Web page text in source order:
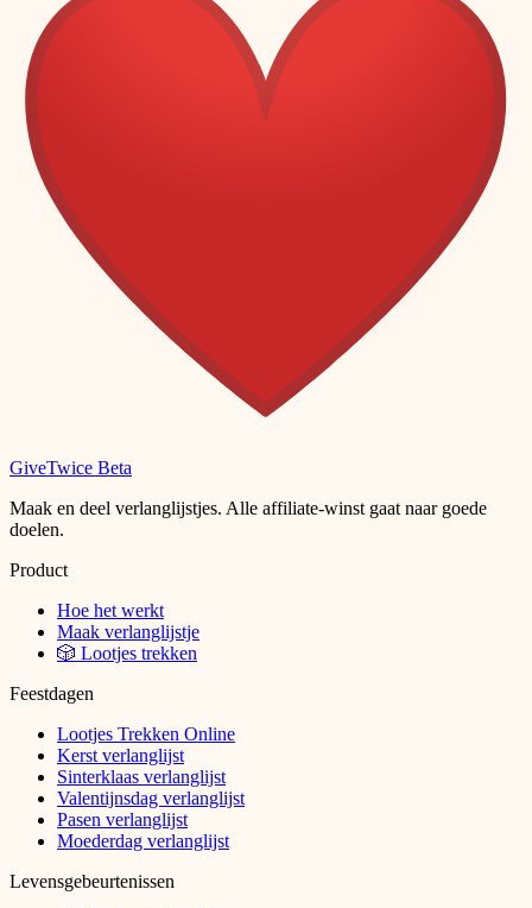
GiveTwice Beta
Maak en deel verlanglijstjes. Alle affiliate-winst gaat naar goede
doelen.
Product
Hoe het werkt
Maak verlanglijstje
🎲 Lootjes trekken
Feestdagen
Lootjes Trekken Online
Kerst verlanglijst
Sinterklaas verlanglijst
Valentijnsdag verlanglijst
Pasen verlanglijst
Moederdag verlanglijst
Levensgebeurtenissen